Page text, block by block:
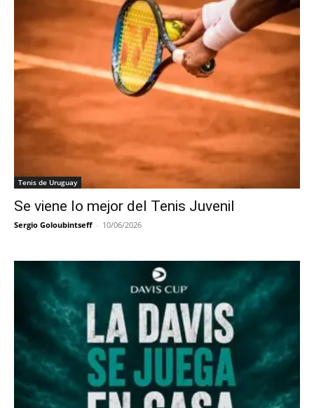
Tenis de Uruguay
Se viene lo mejor del Tenis Juvenil
Sergio Goloubintseff - 10/06/2026